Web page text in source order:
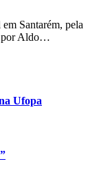
Santarém, pela
por Aldo…
Ufopa